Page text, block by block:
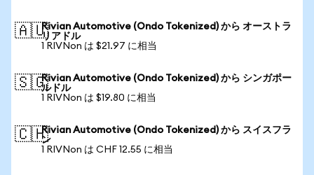
🇦🇺Rivian Automotive (Ondo Tokenized) から オーストラ
リアドル
1 RIVNon は $21.97 に相当
🇸🇬Rivian Automotive (Ondo Tokenized) から シンガポー
ルドル
1 RIVNon は $19.80 に相当
🇨🇭Rivian Automotive (Ondo Tokenized) から スイスフラ
ン
1 RIVNon は CHF 12.55 に相当